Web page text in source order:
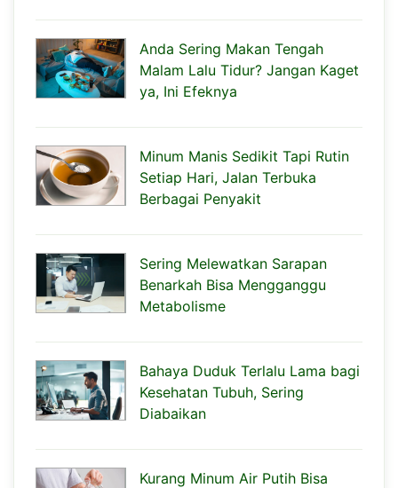
Anda Sering Makan Tengah
Malam Lalu Tidur? Jangan Kaget
ya, Ini Efeknya
Minum Manis Sedikit Tapi Rutin
Setiap Hari, Jalan Terbuka
Berbagai Penyakit
Sering Melewatkan Sarapan
Benarkah Bisa Mengganggu
Metabolisme
Bahaya Duduk Terlalu Lama bagi
Kesehatan Tubuh, Sering
Diabaikan
Kurang Minum Air Putih Bisa